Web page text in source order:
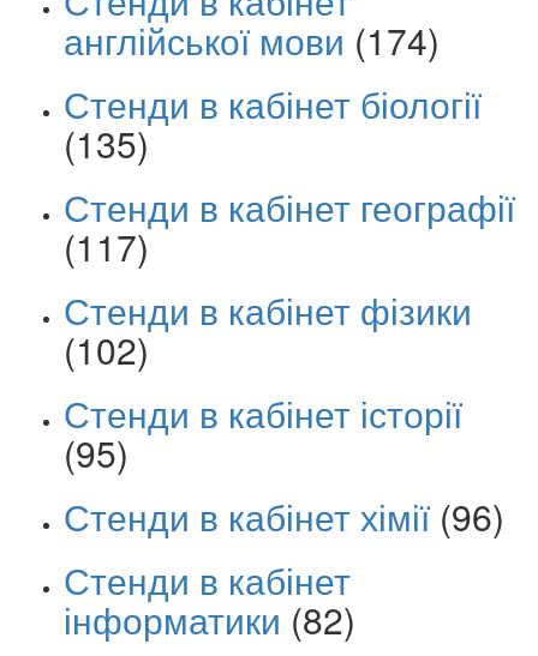
англійської мови (174)
Стенди в кабінет біології
(135)
Стенди в кабінет географії
(117)
Стенди в кабінет фізики
(102)
Стенди в кабінет історії
(95)
Стенди в кабінет хімії (96)
Стенди в кабінет
інформатики (82)